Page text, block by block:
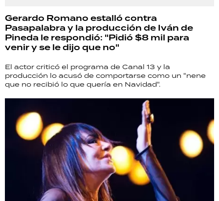
Gerardo Romano estalló contra
Pasapalabra y la producción de Iván de
Pineda le respondió: "Pidió $8 mil para
venir y se le dijo que no"
El actor criticó el programa de Canal 13 y la
producción lo acusó de comportarse como un "nene
que no recibió lo que quería en Navidad".